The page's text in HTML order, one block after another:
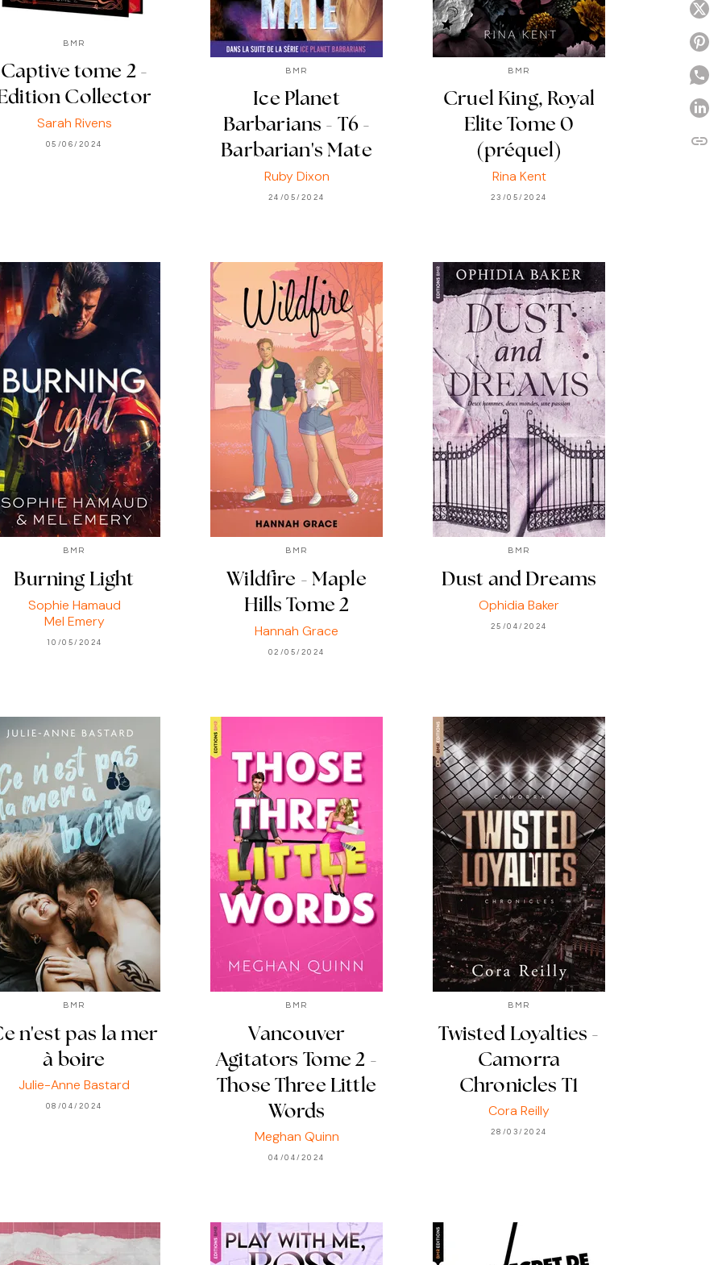
BMR
Captive tome 2 -
Collector
Sarah Rivens
05/06/2024
BMR
Ice Planet
Barbarians - T6 -
Barbarian's Mate
Ruby Dixon
24/05/2024
BMR
Cruel King, Royal
Elite Tome 0
(préquel)
Rina Kent
23/05/2024
BMR
Burning Light
Sophie Hamaud
Mel Emery
10/05/2024
BMR
Wildfire - Maple
Hills Tome 2
Hannah Grace
02/05/2024
BMR
Dust and Dreams
Ophidia Baker
25/04/2024
BMR
n'est pas la mer
à boire
Julie-Anne Bastard
08/04/2024
BMR
Vancouver
Agitators Tome 2 -
Those Three Little
Words
Meghan Quinn
04/04/2024
BMR
Twisted Loyalties -
Camorra
Chronicles T1
Cora Reilly
28/03/2024
link